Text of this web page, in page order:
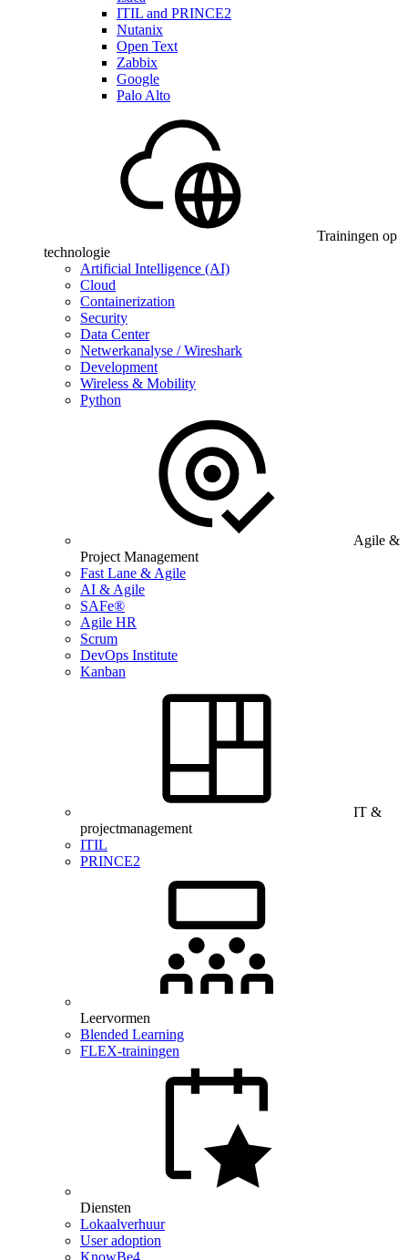
ITIL and PRINCE2
Nutanix
Open Text
Zabbix
Google
Palo Alto
Trainingen op
technologie
Artificial Intelligence (AI)
Cloud
Containerization
Security
Data Center
Netwerkanalyse / Wireshark
Development
Wireless & Mobility
Python
Agile &
Project Management
Fast Lane & Agile
AI & Agile
SAFe®
Agile HR
Scrum
DevOps Institute
Kanban
IT &
projectmanagement
ITIL
PRINCE2
Leervormen
Blended Learning
FLEX-trainingen
Diensten
Lokaalverhuur
User adoption
KnowBe4